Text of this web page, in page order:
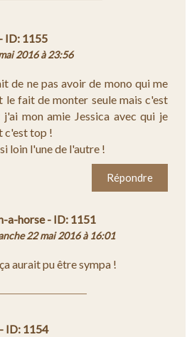
ID: 1155
2016 à 23:56
de ne pas avoir de mono qui me
fait de monter seule mais c'est
mon amie Jessica avec qui je
c'est top !
loin l'une de l'autre !
Répondre
a-horse - ID: 1151
22 mai 2016 à 16:01
aurait pu être sympa !
ID: 1154